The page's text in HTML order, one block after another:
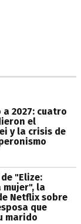
a 2027: cuatro
el
y la crisis de
"Elize:
mujer", la
Netflix sobre
que
marido